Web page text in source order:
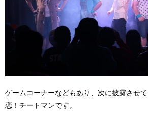
ゲームコーナーなどもあり、次に披露させ
恋！チートマンです。